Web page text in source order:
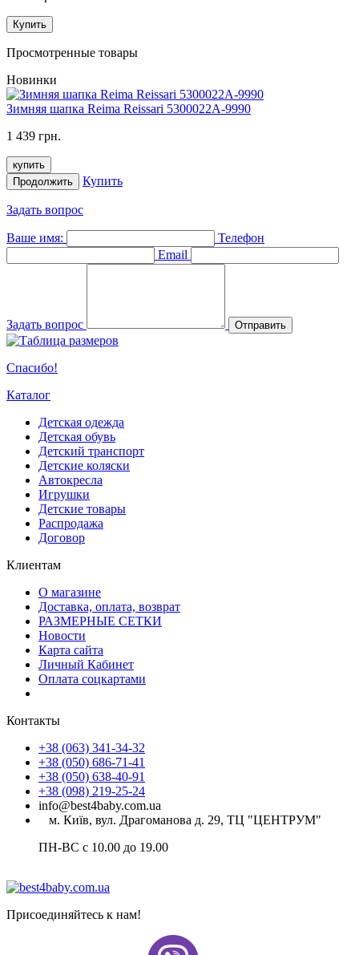
Купить
Просмотренные товары
Новинки
Зимняя шапка Reima Reissari 5300022A-9990
1 439 грн.
купить
Продолжить
Купить
Задать вопрос
Ваше имя:
Телефон
Email
Задать вопрос Отправить
Спасибо!
Каталог
Детская одежда
Детская обувь
Детский транспорт
Детские коляски
Автокресла
Игрушки
Детские товары
Распродажа
Договор
Клиентам
О магазине
Доставка, оплата, возврат
РАЗМЕРНЫЕ СЕТКИ
Новости
Карта сайта
Личный Кабинет
Оплата соцкартами
Контакты
+38 (063) 341-34-32
+38 (050) 686-71-41
+38 (050) 638-40-91
+38 (098) 219-25-24
info@best4baby.com.ua
м. Київ, вул. Драгоманова д. 29, ТЦ "ЦЕНТРУМ"
ПН-ВС с 10.00 до 19.00
Присоединяйтесь к нам!